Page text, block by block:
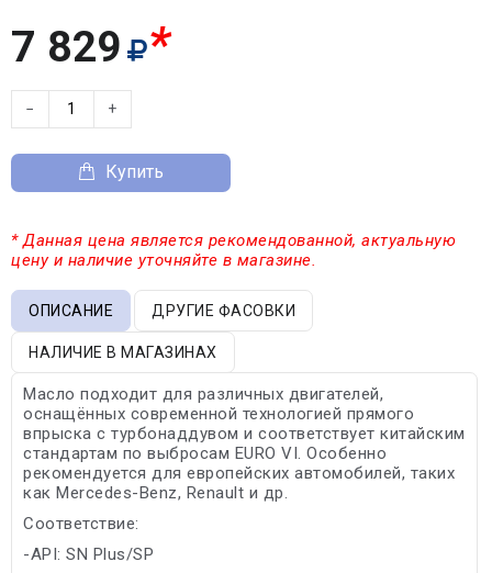
7 829 *
− +
Купить
* Данная цена является рекомендованной, актуальную
цену и наличие уточняйте в магазине.
ОПИСАНИЕ ДРУГИЕ ФАСОВКИ
НАЛИЧИЕ В МАГАЗИНАХ
Масло подходит для различных двигателей,
оснащённых современной технологией прямого
впрыска с турбонаддувом и соответствует китайским
стандартам по выбросам EURO VI. Особенно
рекомендуется для европейских автомобилей, таких
как Mercedes-Benz, Renault и др.
Соответствие:
-API: SN Plus/SP